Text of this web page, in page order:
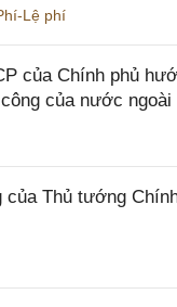
Lệ phí
của Chính phủ
của nước
Thủ tướng